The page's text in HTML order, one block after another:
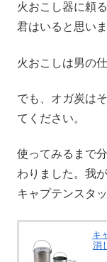
火おこし器に頼
君はいると思い
火おこしは男の
でも、オガ炭は
てください。
使ってみるまで
わりました。我
キャプテンスタ
キ
消